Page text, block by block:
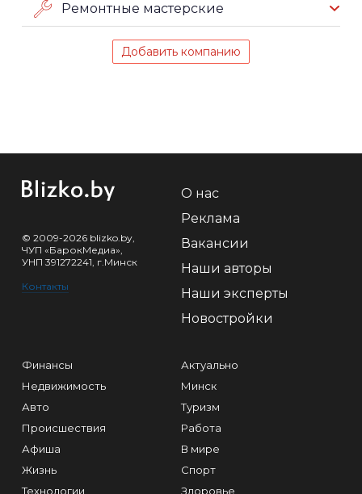
Ремонтные мастерские
Добавить компанию
© 2009-2026 blizko.by,
ЧУП «БарокМедиа»,
УНП 391272241, г.Минск
Контакты
О нас
Реклама
Вакансии
Наши авторы
Наши эксперты
Новостройки
Финансы
Недвижимость
Авто
Происшествия
Афиша
Жизнь
Технологии
Актуально
Минск
Туризм
Работа
В мире
Спорт
Здоровье